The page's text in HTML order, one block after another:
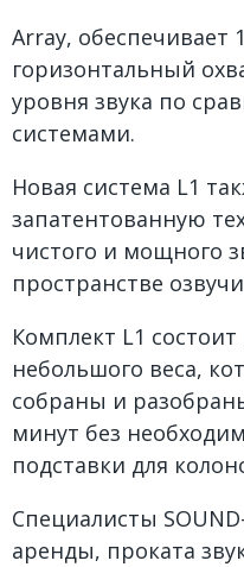
Array, обеспечивает
горизонтальный
уровня звука по
системами.
Новая система L1
запатентованную
чистого и мощного
пространстве
Комплект L1
небольшого веса,
собраны и
минут без
подставки для
Специалисты
аренды, проката